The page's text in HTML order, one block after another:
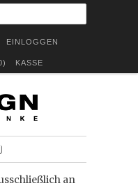
EINLOGGEN
) KASSE
an